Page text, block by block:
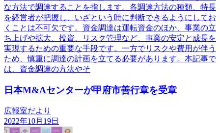
な方法で調達することを指します。各調達方法の種類、特長
を経営者が把握し、いざという時に判断できるようにしてお
くことは不可欠です。資金調達は運転資金のほか、事業の立
ち上げや拡大、投資、リスク管理など、事業の安定と成長を
実現するための重要な手段です。一方でリスクや費用が伴う
ため、慎重に調達の計画を立てる必要があります。本記事で
は、資金調達の方法やそ
日本M&Aセンターが甲府市善行章を受章
広報室だより
2022年10月19日